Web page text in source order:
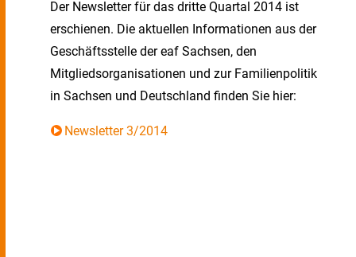
Der Newsletter für das dritte Quartal 2014 ist
erschienen. Die aktuellen Informationen aus der
Geschäftsstelle der eaf Sachsen, den
Mitgliedsorganisationen und zur Familienpolitik
in Sachsen und Deutschland finden Sie hier:
Newsletter 3/2014